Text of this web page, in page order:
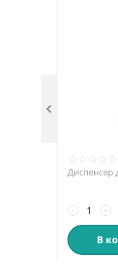
Диспенсер
+
−
В
